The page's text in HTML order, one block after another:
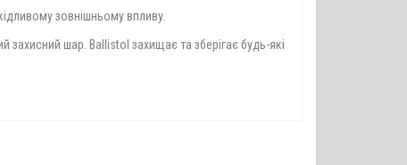
зовнішньому впливу.
шар. Ballistol захищає та зберігає будь-які